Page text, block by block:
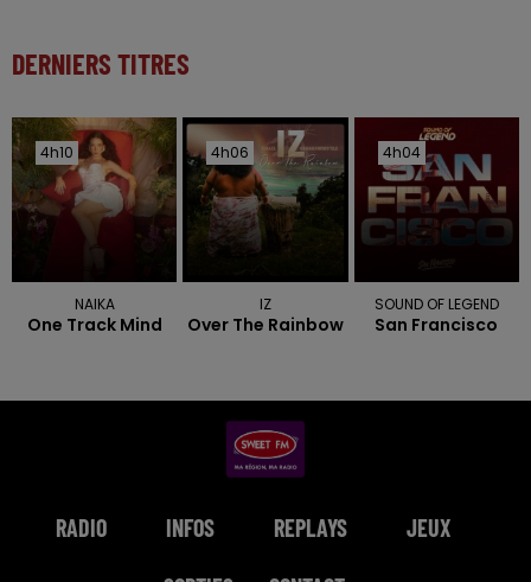
DERNIERS TITRES
4h10
4h10
NAIKA
One Track Mind
4h06
4h06
IZ
Over The Rainbow
4h04
4h04
SOUND OF LEGEND
San Francisco
RADIO INFOS REPLAYS JEUX